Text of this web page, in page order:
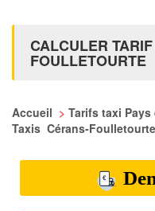
CALCULER
FOULLETOURTE
Accueil > Tarifs taxi
Taxis Cérans-Foulletourte